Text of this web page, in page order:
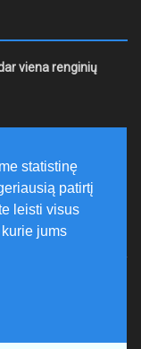
viena renginių
statistinę
patirtį
leisti visus
jums